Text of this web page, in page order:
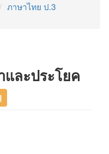
ภาษาไทย ป.3
และประโยค